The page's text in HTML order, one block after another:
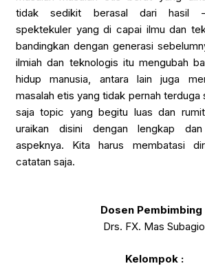
tidak sedikit berasal dari hasil –
spektekuler yang di capai ilmu dan
bandingkan dengan generasi
ilmiah dan teknologis itu mengubah
hidup manusia, antara lain juga
masalah etis yang tidak pernah terduga
saja topic yang begitu luas dan
uraikan disini dengan lengkap
aspeknya. Kita harus membatasi
catatan saja.
Dosen Pembimbing
Drs. FX. Mas Subagio
Kelompok :